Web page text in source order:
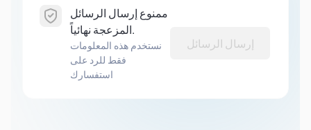
ممنوع إرسال الرسائل
المزعجة نهائياً.
نستخدم هذه المعلومات
فقط للرد على
استفسارك
إرسال الرسائل